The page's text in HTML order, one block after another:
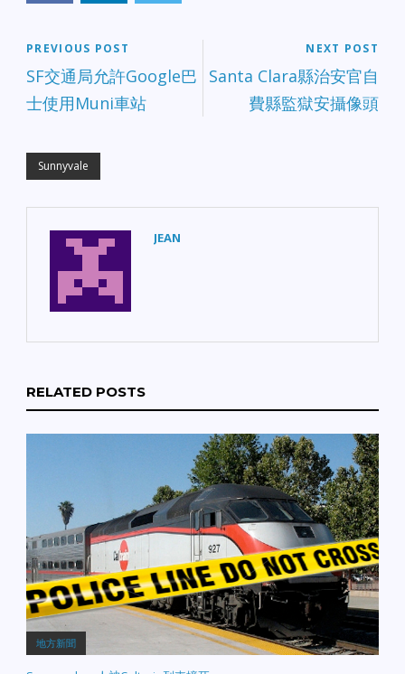
PREVIOUS POST
SF交通局允許Google巴
士使用Muni車站
NEXT POST
Santa Clara縣治安官自
費縣監獄安攝像頭
Sunnyvale
JEAN
RELATED POSTS
地方新聞